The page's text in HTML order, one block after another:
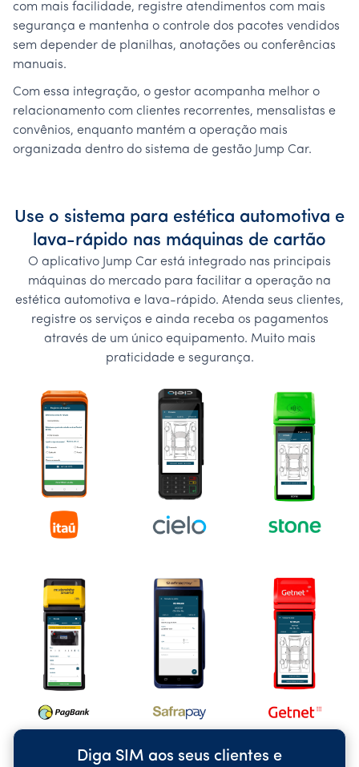
com mais facilidade, registre atendimentos com mais
segurança e mantenha o controle dos pacotes vendidos
sem depender de planilhas, anotações ou conferências
manuais.
Com essa integração, o gestor acompanha melhor o
relacionamento com clientes recorrentes, mensalistas e
convênios, enquanto mantém a operação mais
organizada dentro do sistema de gestão Jump Car.
Use o sistema para estética automotiva e
lava-rápido nas máquinas de cartão
O aplicativo Jump Car está integrado nas principais
máquinas do mercado para facilitar a operação na
estética automotiva e lava-rápido. Atenda seus clientes,
registre os serviços e ainda receba os pagamentos
através de um único equipamento. Muito mais
praticidade e segurança.
Diga SIM aos seus clientes e